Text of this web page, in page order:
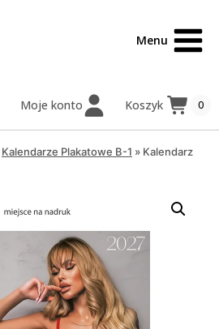
Menu
Moje konto Koszyk 0
Kalendarze Plakatowe B-1 » Kalendarz